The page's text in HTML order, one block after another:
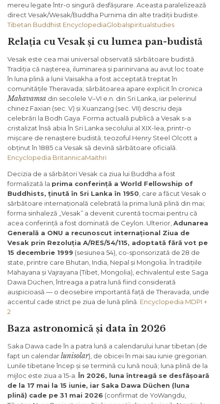
mereu legate într-o singură desfășurare. Aceasta paralelizează
direct Vesak/Wesak/Buddha Purnima din alte tradiții budiste.
Tibetan Buddhist EncyclopediaGlobalspiritualstudies
Relația cu Vesak și cu lumea pan-budistă
Vesak este cea mai universal observată sărbătoare budistă.
Tradiția că nașterea, iluminarea și parinirvana au avut loc toate
în luna plină a lunii Vaisakha a fost acceptată treptat în
comunitățile Theravada; sărbătoarea apare explicit în cronica
Mahavamsa din secolele V–VI e.n. din Sri Lanka, iar pelerinul
chinez Faxian (sec. V) și Xuanzang (sec. VII) descriu deja
celebrări la Bodh Gaya. Forma actuală publică a Vesak s-a
cristalizat însă abia în Sri Lanka secolului al XIX-lea, printr-o
mișcare de renaștere budistă; teozoful Henry Steel Olcott a
obținut în 1885 ca Vesak să devină sărbătoare oficială.
Encyclopedia BritannicaMaithri
Decizia de a sărbători Vesak ca ziua lui Buddha a fost
formalizată la prima conferință a World Fellowship of
Buddhists, ținută în Sri Lanka în 1950 , care a făcut Vesak o
sărbătoare internațională celebrată la prima lună plină din mai;
forma sinhaleză „Vesak” a devenit curentă tocmai pentru că
acea conferință a fost dominată de Ceylon. Ulterior, Adunarea
Generală a ONU a recunoscut internațional Ziua de
Vesak prin Rezoluția A/RES/54/115, adoptată fără vot pe
15 decembrie 1999 (sesiunea 54), co-sponsorizată de 28 de
state, printre care Bhutan, India, Nepal și Mongolia. În tradițiile
Mahayana și Vajrayana (Tibet, Mongolia), echivalentul este Saga
Dawa Düchen, întreaga a patra lună fiind considerată
auspicioasă — o deosebire importantă față de Theravada, unde
accentul cade strict pe ziua de lună plină. Encyclopedia MDPI +
2
Baza astronomică și data în 2026
Saka Dawa cade în a patra lună a calendarului lunar tibetan (de
fapt un calendarlunisolar), de obicei în mai sau iunie gregorian.
Lunile tibetane încep și se termină cu lună nouă; luna plină de la
mijloc este ziua a 15-a.În 2026, luna întreagă se desfășoară
de la 17 mai la 15 iunie, iar Saka Dawa Düchen (luna
plină) cade pe 31 mai 2026 (confirmat de YoWangdu,